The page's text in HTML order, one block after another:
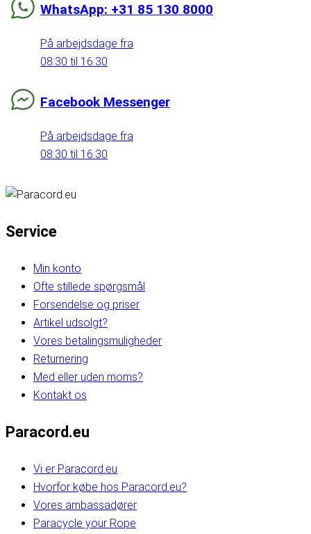
WhatsApp: +31 85 130 8000
På arbejdsdage fra
08:30 til 16:30
Facebook Messenger
På arbejdsdage fra
08:30 til 16:30
Service
Min konto
Ofte stillede spørgsmål
Forsendelse og priser
Artikel udsolgt?
Vores betalingsmuligheder
Returnering
Med eller uden moms?
Kontakt os
Paracord.eu
Vi er Paracord.eu
Hvorfor købe hos Paracord.eu?
Vores ambassadører
Paracycle your Rope